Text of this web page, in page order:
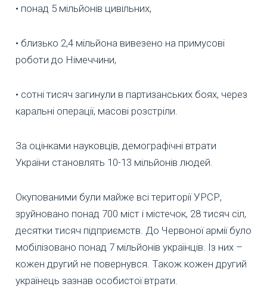
• понад 5 мільйонів цивільних,
• близько 2,4 мільйона вивезено на примусові
роботи до Німеччини,
• сотні тисяч загинули в партизанських боях, через
каральні операції, масові розстріли.
За оцінками науковців, демографічні втрати
України становлять 10-13 мільйонів людей.
Окупованими були майже всі території УРСР,
зруйновано понад 700 міст і містечок, 28 тисяч сіл,
десятки тисяч підприємств. До Червоної армії було
мобілізовано понад 7 мільйонів українців. Із них –
кожен другий не повернувся. Також кожен другий
українець зазнав особистої втрати.